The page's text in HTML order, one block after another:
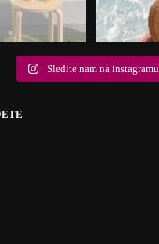
Sledite nam na instagramu